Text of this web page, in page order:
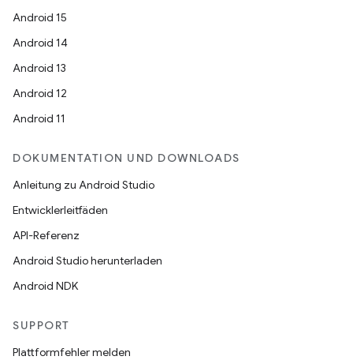
Android 15
Android 14
Android 13
Android 12
Android 11
DOKUMENTATION UND DOWNLOADS
Anleitung zu Android Studio
Entwicklerleitfäden
API-Referenz
Android Studio herunterladen
Android NDK
SUPPORT
Plattformfehler melden